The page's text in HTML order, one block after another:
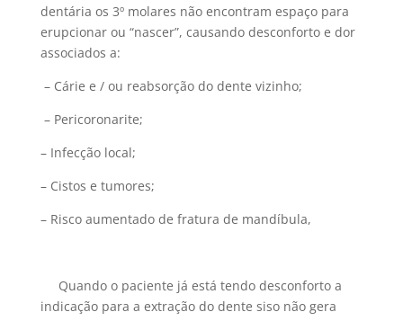
dentária os 3º molares não encontram espaço para
erupcionar ou “nascer”, causando desconforto e dor
associados a:
– Cárie e / ou reabsorção do dente vizinho;
– Pericoronarite;
– Infecção local;
– Cistos e tumores;
– Risco aumentado de fratura de mandíbula,
Quando o paciente já está tendo desconforto a
indicação para a extração do dente siso não gera